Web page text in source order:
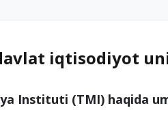
iqtisodiyot
Instituti (TMI) haqida